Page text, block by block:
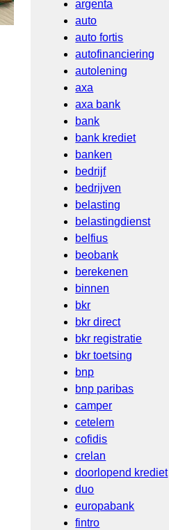
argenta
auto
auto fortis
autofinanciering
autolening
axa
axa bank
bank
bank krediet
banken
bedrijf
bedrijven
belasting
belastingdienst
belfius
beobank
berekenen
binnen
bkr
bkr direct
bkr registratie
bkr toetsing
bnp
bnp paribas
camper
cetelem
cofidis
crelan
doorlopend krediet
duo
europabank
fintro